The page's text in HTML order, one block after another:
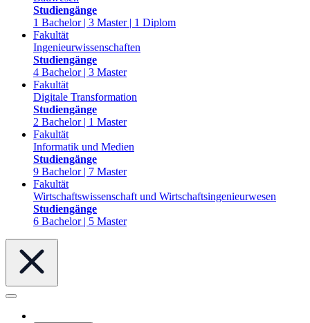
Studiengänge
1 Bachelor | 3 Master | 1 Diplom
Fakultät
Ingenieurwissenschaften
Studiengänge
4 Bachelor | 3 Master
Fakultät
Digitale Transformation
Studiengänge
2 Bachelor | 1 Master
Fakultät
Informatik und Medien
Studiengänge
9 Bachelor | 7 Master
Fakultät
Wirtschaftswissenschaft und Wirtschaftsingenieurwesen
Studiengänge
6 Bachelor | 5 Master